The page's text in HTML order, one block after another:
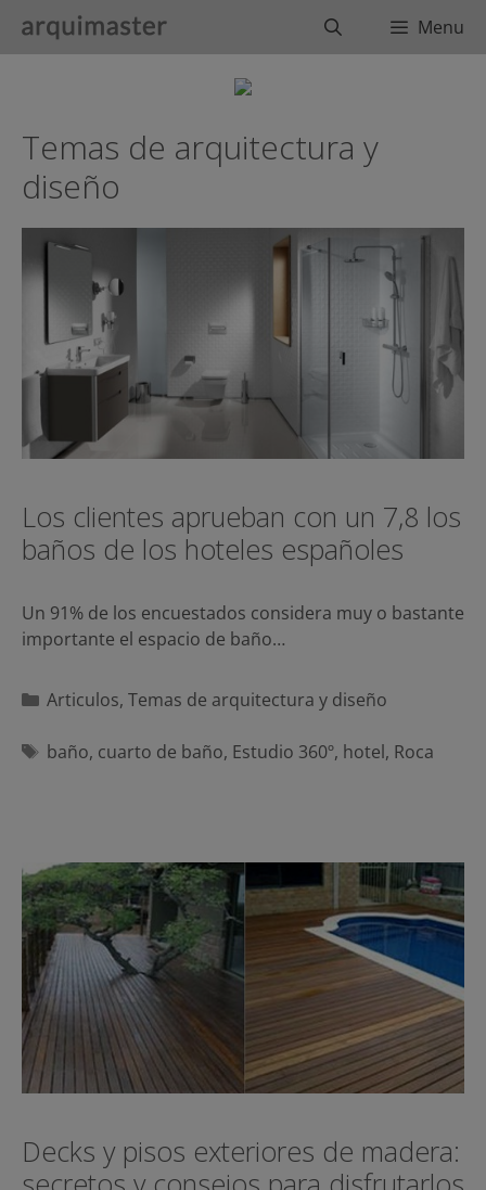
BuscarMenu
Temas de arquitectura y
diseño
Los clientes aprueban con un 7,8 los
baños de los hoteles españoles
Un 91% de los encuestados considera muy o bastante
importante el espacio de baño…
Categorías
Articulos, Temas de arquitectura y diseño
Etiquetas
baño, cuarto de baño, Estudio 360º, hotel, Roca
Decks y pisos exteriores de madera: